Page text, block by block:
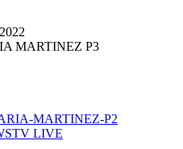
MARTINEZ P3
TV LIVE